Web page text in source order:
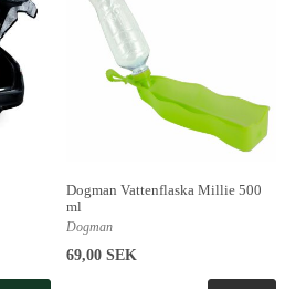
Dogman Vattenflaska Millie 500
ml
Dogman
69,00 SEK